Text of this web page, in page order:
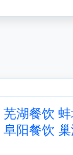
芜湖餐饮
阜阳餐饮